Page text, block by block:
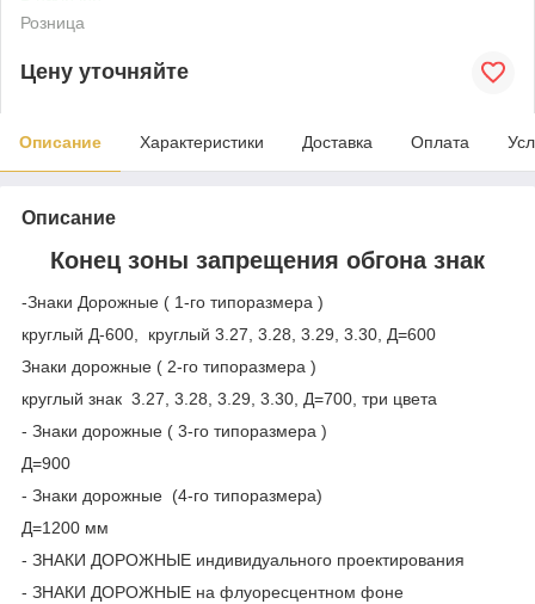
Розница
Цену уточняйте
Описание Характеристики Доставка Оплата
Описание
Конец зоны запрещения обгона знак
-Знаки Дорожные ( 1-го типоразмера )
круглый Д-600, круглый 3.27, 3.28, 3.29, 3.30, Д=600
Знаки дорожные ( 2-го типоразмера )
круглый знак 3.27, 3.28, 3.29, 3.30, Д=700, три цвета
- Знаки дорожные ( 3-го типоразмера )
Д=900
- Знаки дорожные (4-го типоразмера)
Д=1200 мм
- ЗНАКИ ДОРОЖНЫЕ индивидуального проектирования
- ЗНАКИ ДОРОЖНЫЕ на флуоресцентном фоне